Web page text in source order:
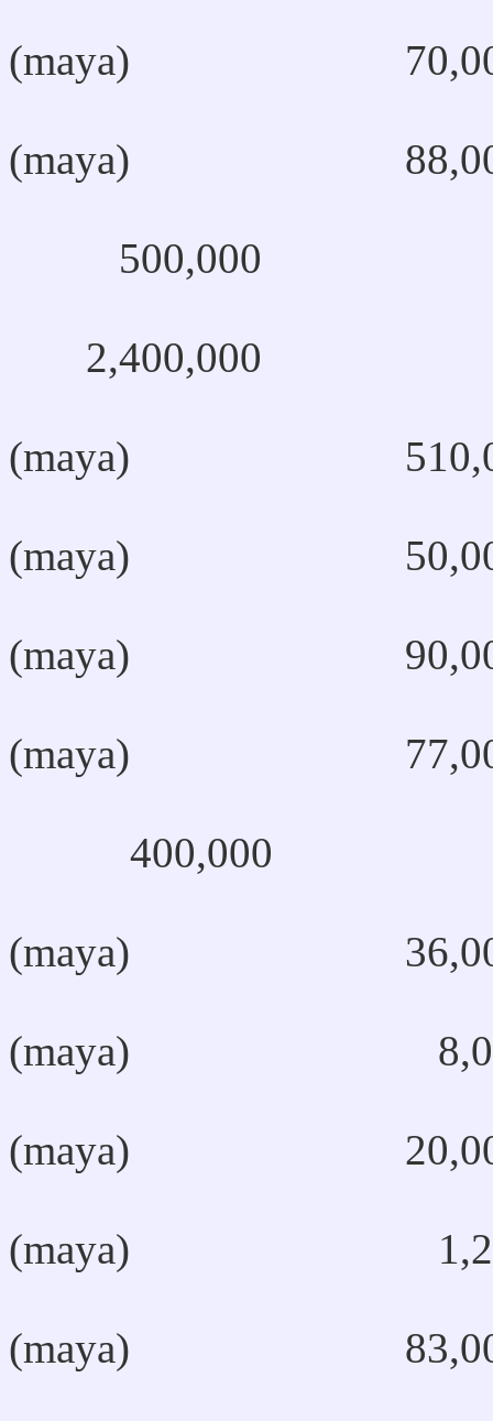
(maya)
(maya)
500,000
2,400,000
(maya)
(maya)
(maya)
(maya)
400,000
(maya)
(maya)
(maya)
(maya)
(maya)